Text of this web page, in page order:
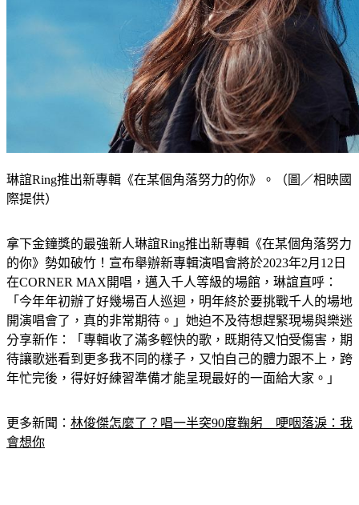
琳誼Ring推出新專輯《在某個角落努力的你》。（圖／相映國
際提供）
拿下金鐘獎的最強新人琳誼Ring推出新專輯《在某個角落努力
的你》勢如破竹！宣布舉辦新專輯演唱會將於2023年2月12日
在CORNER MAX開唱，邁入千人等級的場館，琳誼直呼：
「今年年初辦了好幾場百人巡迴，明年終於要挑戰千人的場地
開演唱會了，真的非常期待。」她迫不及待想趕緊現場與樂迷
分享新作：「專輯收了滿多輕快的歌，既期待又怕受傷害，期
待讓歌迷看到更多我不同的樣子，又怕自己的體力跟不上，跨
年忙完後，得好好練習準備才能呈現最好的一面給大家。」
更多新聞： 林俊傑怎麼了？唱一半突90度鞠躬　哽咽落淚：我
會想你